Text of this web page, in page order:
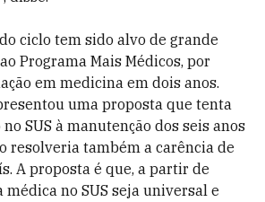
ciclo tem sido alvo de grande
Programa Mais Médicos, por
em medicina em dois anos.
uma proposta que tenta
SUS à manutenção dos seis anos
resolveria também a carência de
A proposta é que, a partir de
no SUS seja universal e